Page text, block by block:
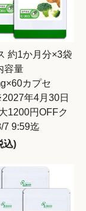
約1か月分×3袋
容量
カプセ
年4月30日
1200円OFFク
7 9:59迄
込)